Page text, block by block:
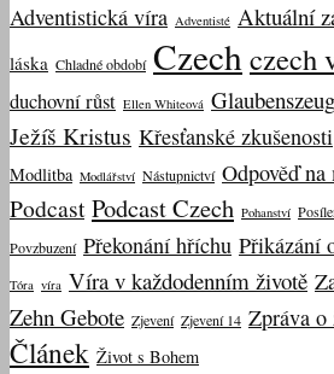
Adventistická víra Adventisté Aktuální
láska Chladné období Czechczech
duchovní růst Ellen Whiteová
Ježíš Kristus Křesťanské zkušenosti
Modlitba Modlářství Nástupnictví Odpověď
Podcast Podcast Czech Pohanství
Povzbuzení Překonání hříchu Přikázání
Tóra víra Víra v každodenním životě
Zehn Gebote Zjevení Zjevení 14 Zpráva o
Článek Život s Bohem